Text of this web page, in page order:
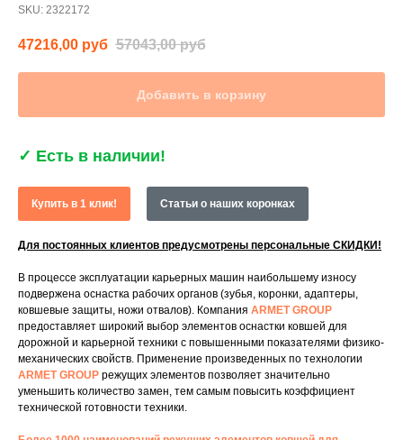
SKU: 2322172
47216,00 руб 57043,00 руб
Добавить в корзину
✓ Есть в наличии!
Купить в 1 клик! Статьи о наших коронках
Для постоянных клиентов предусмотрены персональные СКИДКИ!
В процессе эксплуатации карьерных машин наибольшему износу
подвержена оснастка рабочих органов (зубья, коронки, адаптеры,
ковшевые защиты, ножи отвалов). Компания ARMET GROUP
предоставляет широкий выбор элементов оснастки ковшей для
дорожной и карьерной техники с повышенными показателями физико-
механических свойств. Применение произведенных по технологии
ARMET GROUP режущих элементов позволяет значительно
уменьшить количество замен, тем самым повысить коэффициент
технической готовности техники.